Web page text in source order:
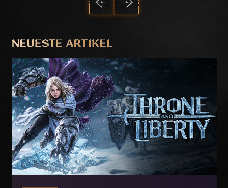
NEUESTE ARTIKEL